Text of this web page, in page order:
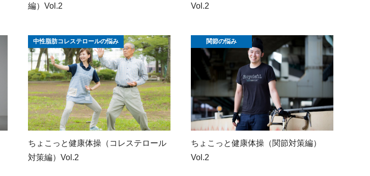
編）Vol.2
Vol.2
中性脂肪コレステロールの悩み
ちょこっと健康体操（コレステロール
対策編）Vol.2
関節の悩み
ちょこっと健康体操（関節対策編）
Vol.2